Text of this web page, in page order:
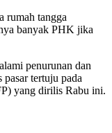
rumah tangga
banyak PHK jika
penurunan dan
tertuju pada
yang dirilis Rabu ini.